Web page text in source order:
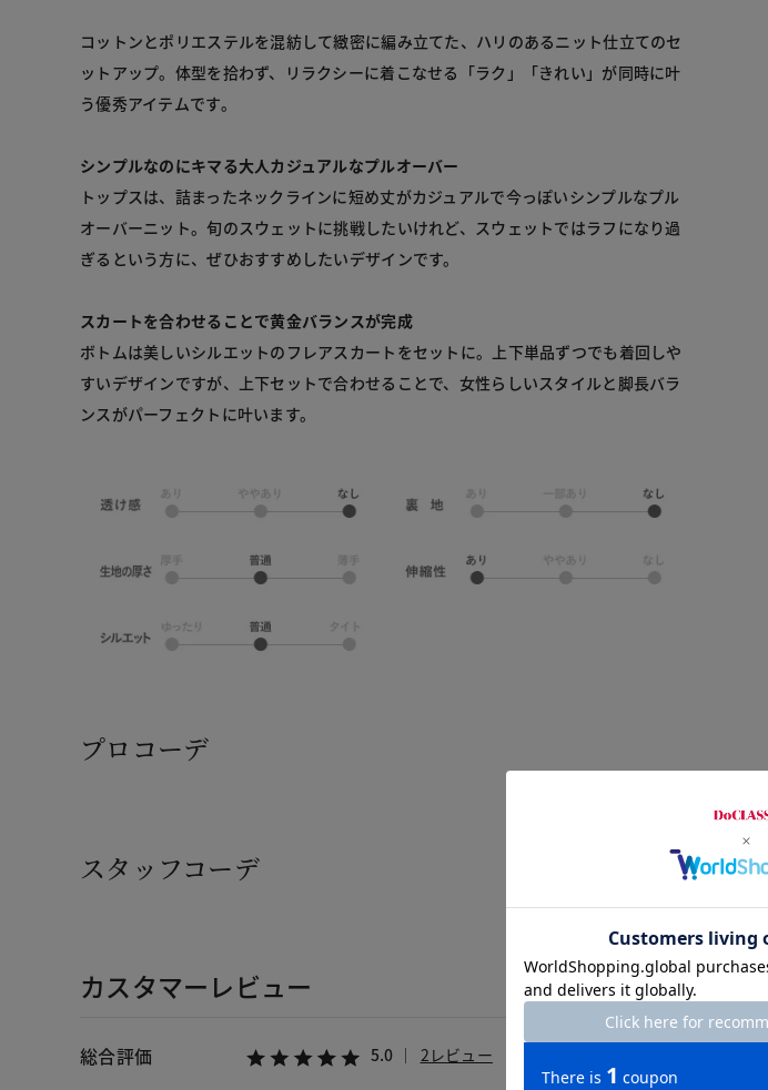
コットンとポリエステルを混紡して緻密に編み立てた、ハリのあるニット仕立てのセ
ットアップ。体型を拾わず、リラクシーに着こなせる「ラク」「きれい」が同時に叶
う優秀アイテムです。
シンプルなのにキマる大人カジュアルなプルオーバー
トップスは、詰まったネックラインに短め丈がカジュアルで今っぽいシンプルなプル
オーバーニット。旬のスウェットに挑戦したいけれど、スウェットではラフになり過
ぎるという方に、ぜひおすすめしたいデザインです。
スカートを合わせることで黄金バランスが完成
ボトムは美しいシルエットのフレアスカートをセットに。上下単品ずつでも着回しや
すいデザインですが、上下セットで合わせることで、女性らしいスタイルと脚長バラ
ンスがパーフェクトに叶います。
プロコーデ
スタッフコーデ
カスタマーレビュー
総合評価 5.0 2レビュー